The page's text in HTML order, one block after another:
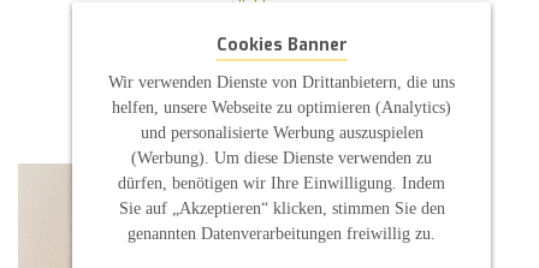
türkis
Vögel
Wal
Kommentare
| Posted By :
peter
GRILLMAIER
KLEINE KERZE FÜR DIE
STANDESAMTLICHE
TRAUUNG
Cookies Banner
Wir verwenden Dienste von Drittanbietern, die uns
helfen, unsere Webseite zu optimieren (Analytics)
und personalisierte Werbung auszuspielen
(Werbung). Um diese Dienste verwenden zu
dürfen, benötigen wir Ihre Einwilligung. Indem
Sie auf „Akzeptieren“ klicken, stimmen Sie den
genannten Datenverarbeitungen freiwillig zu.